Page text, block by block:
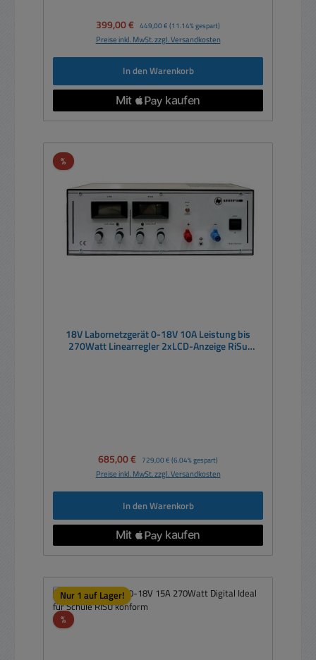
Verkaufspreis:
399,00 € Regulärer Preis:
449,00 € (11.14% gespart)
Preise inkl. MwSt. zzgl. Versandkosten
In den Warenkorb
%Rabatt
18V Labornetzgerät 0-18V 10A Leistung bis
270Watt Linearregler 2xLCD-Anzeige RiSu
konform
Verkaufspreis:
685,00 € Regulärer Preis:
729,00 € (6.04% gespart)
Preise inkl. MwSt. zzgl. Versandkosten
In den Warenkorb
Nur 1 auf Lager!
%Rabatt